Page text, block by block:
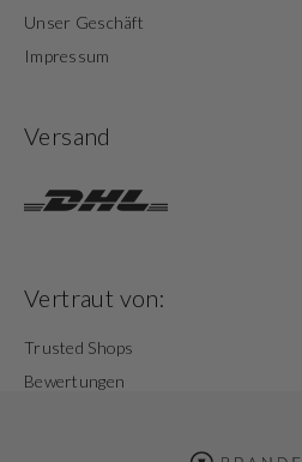
Unser Geschäft
Impressum
Versand
Vertraut von:
Trusted Shops
Bewertungen